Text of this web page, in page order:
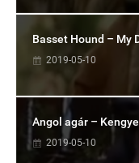
Basset Hound – My
2019-05-10
Angol agár –
2019-05-10